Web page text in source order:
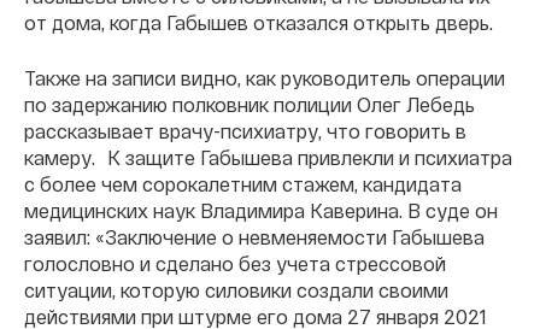
от дома, когда Габышев отказался открыть дверь.
Также на записи видно, как руководитель операции
по задержанию полковник полиции Олег Лебедь
рассказывает врачу-психиатру, что говорить в
камеру. К защите Габышева привлекли и психиатра
с более чем сорокалетним стажем, кандидата
медицинских наук Владимира Каверина. В суде он
заявил: «Заключение о невменяемости Габышева
голословно и сделано без учета стрессовой
ситуации, которую силовики создали своими
действиями при штурме его дома 27 января 2021